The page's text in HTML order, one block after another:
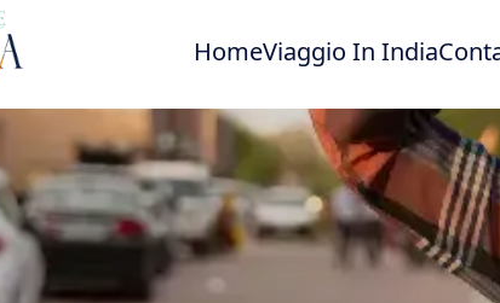
HomeViaggio In India